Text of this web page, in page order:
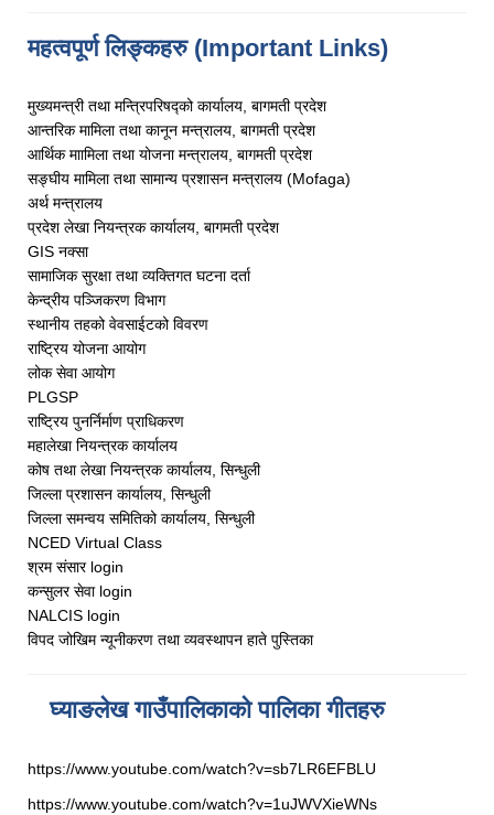
महत्वपूर्ण लिङ्कहरु (Important Links)
मुख्यमन्त्री तथा मन्त्रिपरिषद्को कार्यालय, बागमती प्रदेश
आन्तरिक मामिला तथा कानून मन्त्रालय, बागमती प्रदेश
आर्थिक माामिला तथा योजना मन्त्रालय, बागमती प्रदेश
सङ्घीय मामिला तथा सामान्य प्रशासन मन्त्रालय (Mofaga)
अर्थ मन्त्रालय
प्रदेश लेखा नियन्त्रक कार्यालय, बागमती प्रदेश
GIS नक्सा
सामाजिक सुरक्षा तथा व्यक्तिगत घटना दर्ता
केन्द्रीय पञ्जिकरण विभाग
स्थानीय तहको वेवसाईटको विवरण
राष्ट्रिय योजना आयोग
लोक सेवा आयोग
PLGSP
राष्ट्रिय पुनर्निर्माण प्राधिकरण
महालेखा नियन्त्रक कार्यालय
कोष तथा लेखा नियन्त्रक कार्यालय, सिन्धुली
जिल्ला प्रशासन कार्यालय, सिन्धुली
जिल्ला समन्वय समितिको कार्यालय , सिन्धुली
NCED Virtual Class
श्रम संसार login
कन्सुलर सेवा login
NALCIS login
विपद जोखिम न्यूनीकरण तथा व्यवस्थापन हाते पुस्तिका
घ्याङलेख गाउँपालिकाको पालिका गीतहरु
https://www.youtube.com/watch?v=sb7LR6EFBLU
https://www.youtube.com/watch?v=1uJWVXieWNs